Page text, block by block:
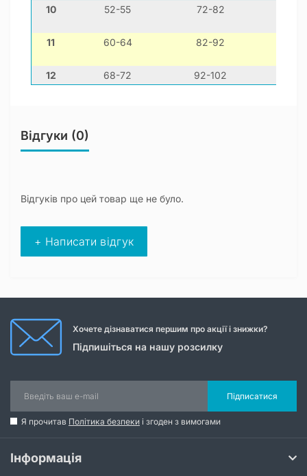
10 52-55 72-82
11 60-64 82-92
12 68-72 92-102
Відгуки (0)
Відгуків про цей товар ще не було.
+ Написати відгук
Хочете дізнаватися першим про акції і знижки?
Підпишіться на нашу розсилку
Підписатися
Я прочитав Політика безпеки і згоден з вимогами
Інформація